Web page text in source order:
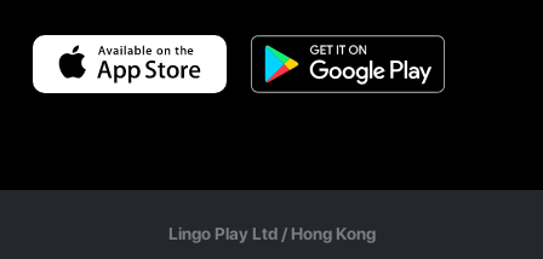
Lingo Play Ltd / Hong Kong